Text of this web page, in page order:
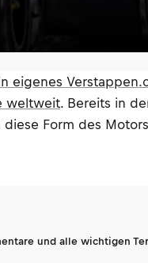
eigenes
weltweit. Bereits in
Form des
und alle wichtigen